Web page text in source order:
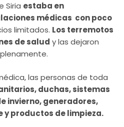
Siria estaba en
médicas con poco
limitados. Los terremotos
de salud y las dejaron
las personas de toda
duchas, sistemas
invierno, generadores,
y productos de limpieza.